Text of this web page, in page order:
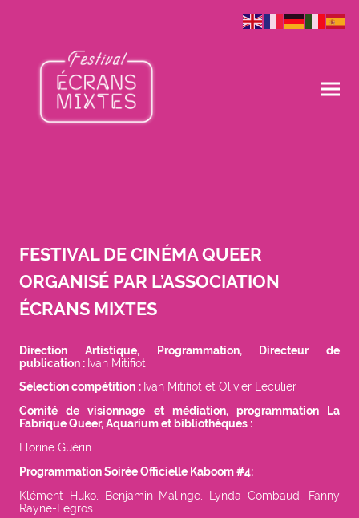
FESTIVAL DE CINÉMA QUEER
ORGANISÉ PAR L’ASSOCIATION
ÉCRANS MIXTES
Direction Artistique, Programmation, Directeur de
publication : Ivan Mitifiot
Sélection compétition : Ivan Mitifiot et Olivier Leculier
Comité de visionnage et médiation, programmation La
Fabrique Queer, Aquarium et bibliothèques :
Florine Guérin
Programmation Soirée Officielle Kaboom #4:
Klément Huko, Benjamin Malinge, Lynda Combaud, Fanny
Rayne-Legros